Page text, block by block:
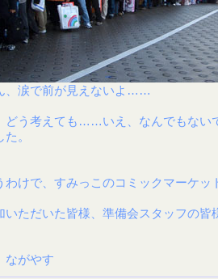
、涙で前が見えないよ……
どう考えても……いえ、なんでもない
。
わけで、すみっこのコミックマーケッ
いただいた皆様、準備会スタッフの皆
がやす